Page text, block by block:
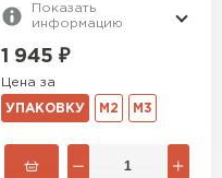
Показать
информацию
1 945 ₽
Цена за
УПАКОВКУ М2 М3